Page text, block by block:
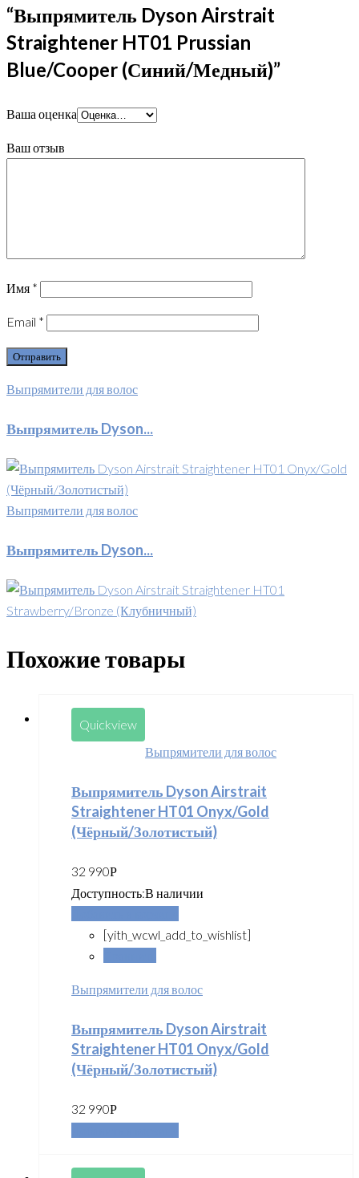
“Выпрямитель Dyson Airstrait
Straightener HT01 Prussian
Blue/Cooper (Синий/Медный)”
Ваша оценка
Ваш отзыв
Имя *
Email *
Выпрямители для волос
Выпрямитель Dyson...
Выпрямители для волос
Выпрямитель Dyson...
Похожие товары
Quickview
Выпрямители для волос
Выпрямитель Dyson Airstrait
Straightener HT01 Onyx/Gold
(Чёрный/Золотистый)
32 990Р
Доступность:В наличии
[yith_wcwl_add_to_wishlist]
Выпрямители для волос
Выпрямитель Dyson Airstrait
Straightener HT01 Onyx/Gold
(Чёрный/Золотистый)
32 990Р